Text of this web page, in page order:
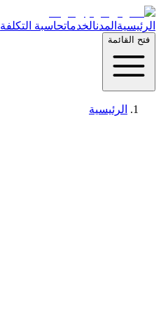
الرئيسية المدنالخدماتحاسبة التكلفة
فتح القائمة
الرئيسية